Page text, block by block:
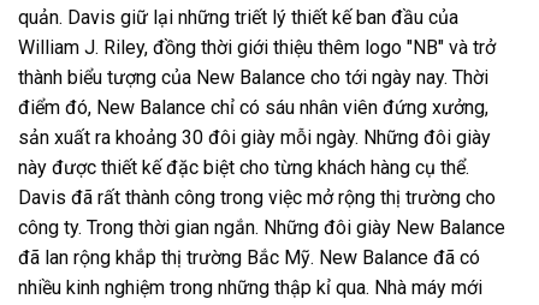
quản. Davis giữ lại những triết lý thiết kế ban đầu của
William J. Riley, đồng thời giới thiệu thêm logo "NB" và trở
thành biểu tượng của New Balance cho tới ngày nay. Thời
điểm đó, New Balance chỉ có sáu nhân viên đứng xưởng,
sản xuất ra khoảng 30 đôi giày mỗi ngày. Những đôi giày
này được thiết kế đặc biệt cho từng khách hàng cụ thể.
Davis đã rất thành công trong việc mở rộng thị trường cho
công ty. Trong thời gian ngắn. Những đôi giày New Balance
đã lan rộng khắp thị trường Bắc Mỹ. New Balance đã có
nhiều kinh nghiệm trong những thập kỉ qua. Nhà máy mới